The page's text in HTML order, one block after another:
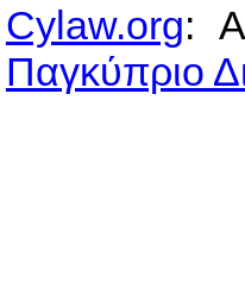
Cylaw.org:
Παγκύπριο